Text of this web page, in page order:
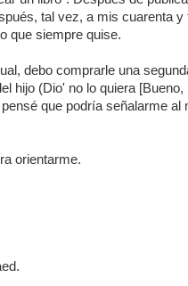
tal vez, a mis cuarenta y
que siempre quise.
debo comprarle una
hijo (Dio' no lo quiera [Bueno,
que podría señalarme al
orientarme.